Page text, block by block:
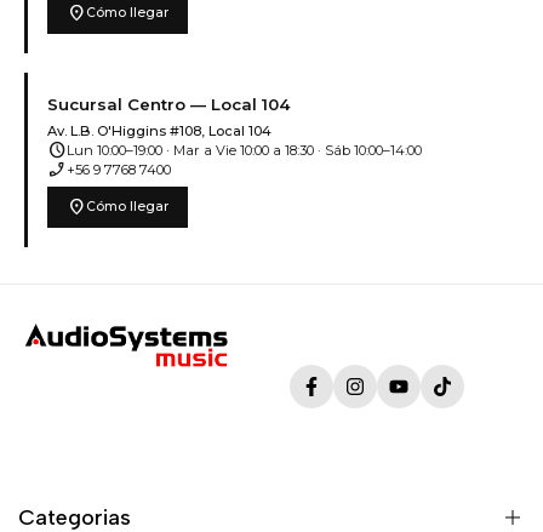
location_on Cómo llegar
Sucursal Centro — Local 104
Av. L.B. O'Higgins #108, Local 104
scheduleLun 10:00–19:00 · Mar a Vie 10:00 a 18:30 · Sáb 10:00–14:00
phone_enabled +56 9 7768 7400
location_on Cómo llegar
FacebookInstagramYouTubeTikTok
Categorias